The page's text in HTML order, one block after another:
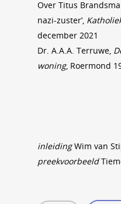
Over Titus
nazi-zuster’,
december 2021
Dr. A.A.A. Terruwe,
woning, Roermond
inleidingWim van
preekvoorbeeld